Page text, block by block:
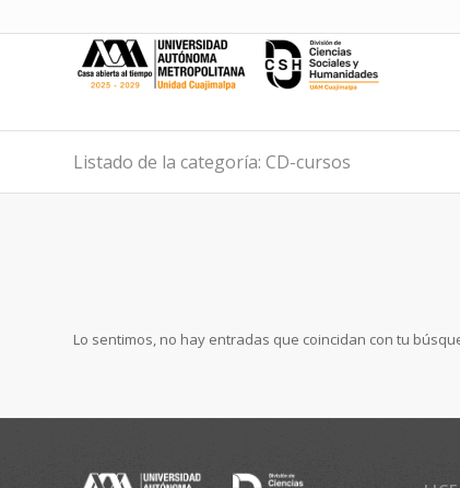
Listado de la categoría: CD-cursos
Lo sentimos, no hay entradas que coincidan con tu